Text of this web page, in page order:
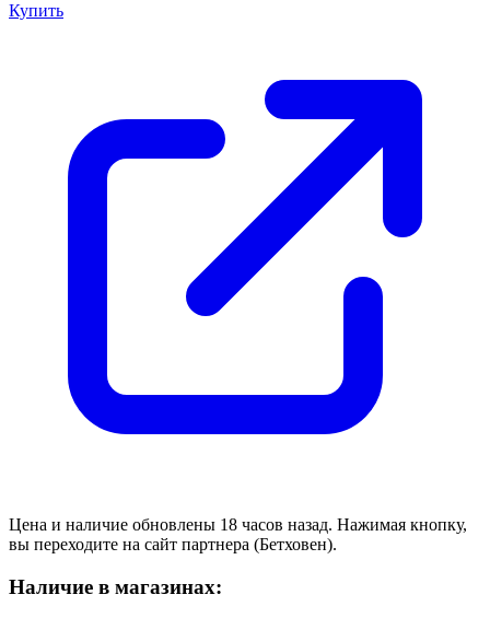
Купить
Цена и наличие обновлены 18 часов назад. Нажимая кнопку,
вы переходите на сайт партнера (Бетховен).
Наличие в магазинах: